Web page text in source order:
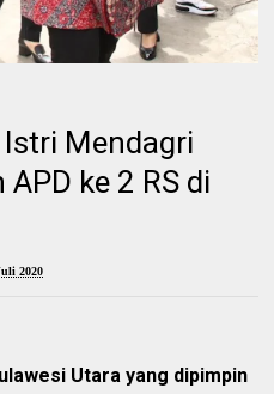
Mendagri
ke 2 RS di
2020
Utara yang dipimpin